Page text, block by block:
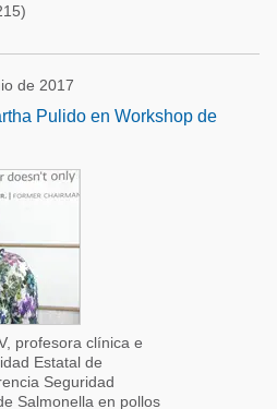
de 2017
Pulido en Workshop de
profesora clínica e
Estatal de
Seguridad
Salmonella en pollos